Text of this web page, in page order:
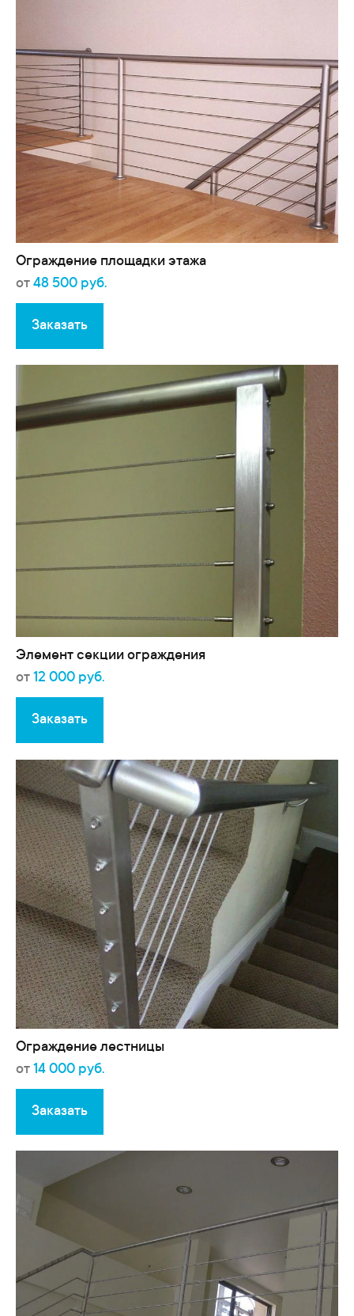
Ограждение площадки этажа
от 48 500 руб.
Заказать
Элемент секции ограждения
от 12 000 руб.
Заказать
Ограждение лестницы
от 14 000 руб.
Заказать